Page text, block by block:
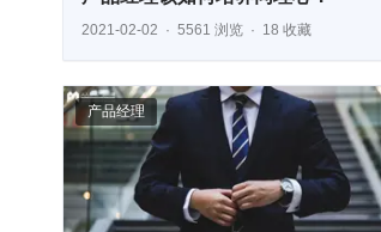
2021-02-02 5561 浏览 18 收藏
产品经理